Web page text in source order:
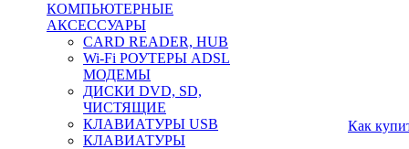
КОМПЬЮТЕРНЫЕ
АКСЕССУАРЫ
CARD READER, HUB
Wi-Fi РОУТЕРЫ ADSL
МОДЕМЫ
ДИСКИ DVD, SD,
ЧИСТЯЩИЕ
КЛАВИАТУРЫ USB
КЛАВИАТУРЫ
Как